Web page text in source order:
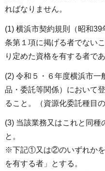
ればなりません。
(1) 横浜市契約規則（昭和
条第１項に掲げる者でない
り定めた資格を有する者であ
(2) 令和５・６年度横浜市一
品・委託等関係）において
ること。（資源化委託種目
(3) 当該業務又はこれと同種
と。
※下記①又は②のいずれかを
を有する者」とする。